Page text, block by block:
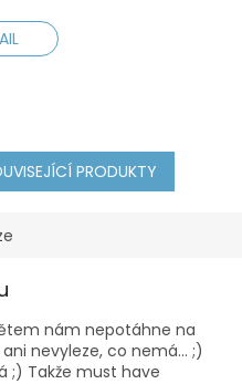
PRODUKTY
nám nepotáhne na
nevyleze, co nemá... ;)
;) Takže must have